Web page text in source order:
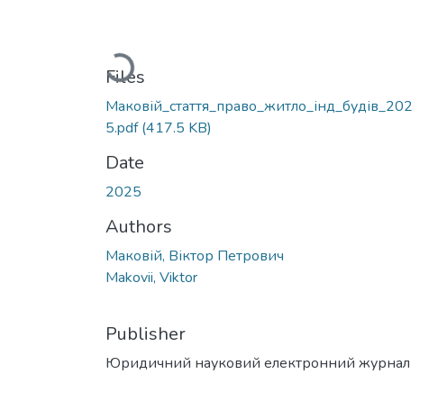
Loading...
Files
Маковій_стаття_право_житло_інд_будів_202
5.pdf(417.5 KB)
Date
2025
Authors
Маковій, Віктор Петрович
Makovii, Viktor
Publisher
Юридичний науковий електронний журнал